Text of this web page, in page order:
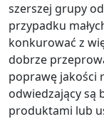
szerszej grupy
przypadku
konkurować z
dobrze
poprawę jakości
odwiedzający są
produktami lub